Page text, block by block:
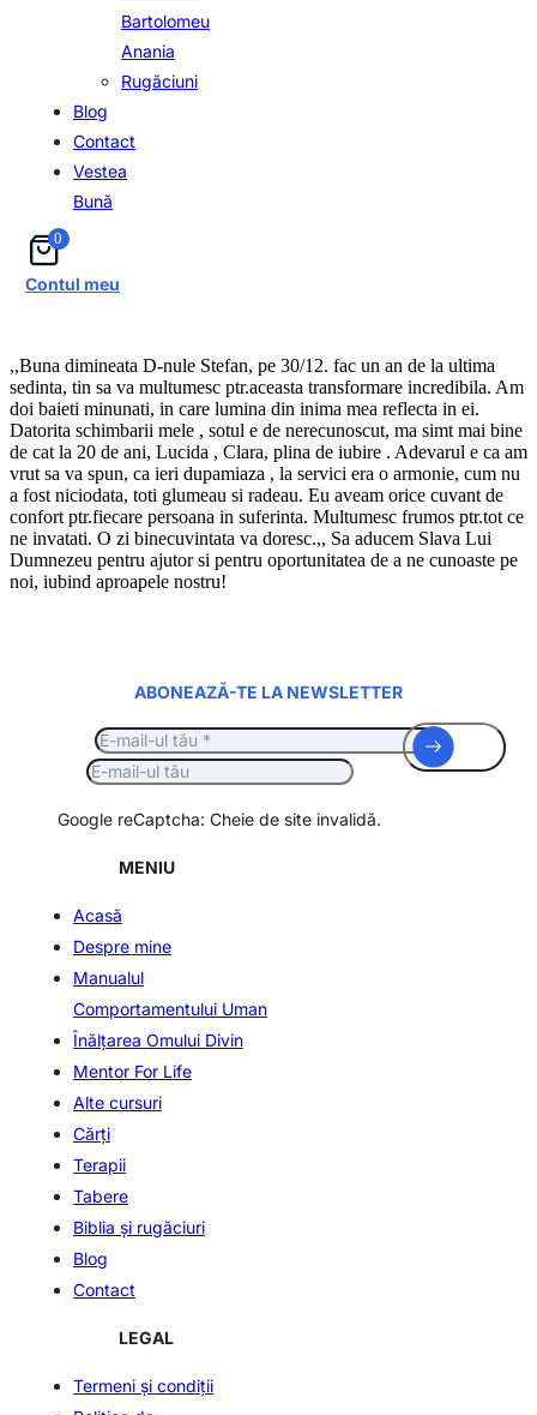
Bartolomeu
Anania
Rugăciuni
Blog
Contact
Vestea
Bună
0
Contul meu
,,Buna dimineata D-nule Stefan, pe 30/12. fac un an de la ultima
sedinta, tin sa va multumesc ptr.aceasta transformare incredibila. Am
doi baieti minunati, in care lumina din inima mea reflecta in ei.
Datorita schimbarii mele , sotul e de nerecunoscut, ma simt mai bine
de cat la 20 de ani, Lucida , Clara, plina de iubire . Adevarul e ca am
vrut sa va spun, ca ieri dupamiaza , la servici era o armonie, cum nu
a fost niciodata, toti glumeau si radeau. Eu aveam orice cuvant de
confort ptr.fiecare persoana in suferinta. Multumesc frumos ptr.tot ce
ne invatati. O zi binecuvintata va doresc.,, Sa aducem Slava Lui
Dumnezeu pentru ajutor si pentru oportunitatea de a ne cunoaste pe
noi, iubind aproapele nostru!
ABONEAZĂ-TE LA NEWSLETTER
Google reCaptcha: Cheie de site invalidă.
MENIU
Acasă
Despre mine
Manualul
Comportamentului Uman
Înălţarea Omului Divin
Mentor For Life
Alte cursuri
Cărți
Terapii
Tabere
Biblia și rugăciuri
Blog
Contact
LEGAL
Termeni şi condiţii